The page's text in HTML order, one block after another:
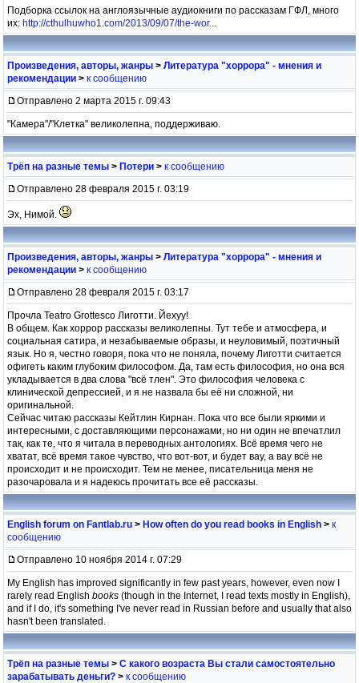
Подборка ссылок на англоязычные аудиокниги по рассказам ГФЛ, много
их: http://cthulhuwho1.com/2013/09/07/the-wor...
Произведения, авторы, жанры > Литература "хоррора" - мнения и
рекомендации > к сообщению
Отправлено 2 марта 2015 г. 09:43
"Камера"/"Клетка" великолепна, поддерживаю.
Трёп на разные темы > Потери > к сообщению
Отправлено 28 февраля 2015 г. 03:19
Эх, Нимой.
Произведения, авторы, жанры > Литература "хоррора" - мнения и
рекомендации > к сообщению
Отправлено 28 февраля 2015 г. 03:17
Прочла Teatro Grottesco Лиготти. Йехуу!
В общем. Как хоррор рассказы великолепны. Тут тебе и атмосфера, и
социальная сатира, и незабываемые образы, и неуловимый, поэтичный
язык. Но я, честно говоря, пока что не поняла, почему Лиготти считается
офигеть каким глубоким философом. Да, там есть философия, но она вся
укладывается в два слова "всё тлен". Это философия человека с
клинической депрессией, и я не назвала бы её ни сложной, ни
оригинальной.
Сейчас читаю рассказы Кейтлин Кирнан. Пока что все были яркими и
интересными, с доставляющими персонажами, но ни один не впечатлил
так, как те, что я читала в переводных антологиях. Всё время чего не
хватат, всё время такое чувство, что вот-вот, и будет вау, а вау всё не
происходит и не происходит. Тем не менее, писательница меня не
разочаровала и я надеюсь прочитать все её рассказы.
English forum on Fantlab.ru > How often do you read books in English > к
сообщению
Отправлено 10 ноября 2014 г. 07:29
My English has improved significantly in few past years, however, even now I
rarely read English books (though in the Internet, I read texts mostly in English),
and if I do, it's something I've never read in Russian before and usually that also
hasn't been translated.
Трёп на разные темы > С какого возраста Вы стали самостоятельно
зарабатывать деньги? > к сообщению